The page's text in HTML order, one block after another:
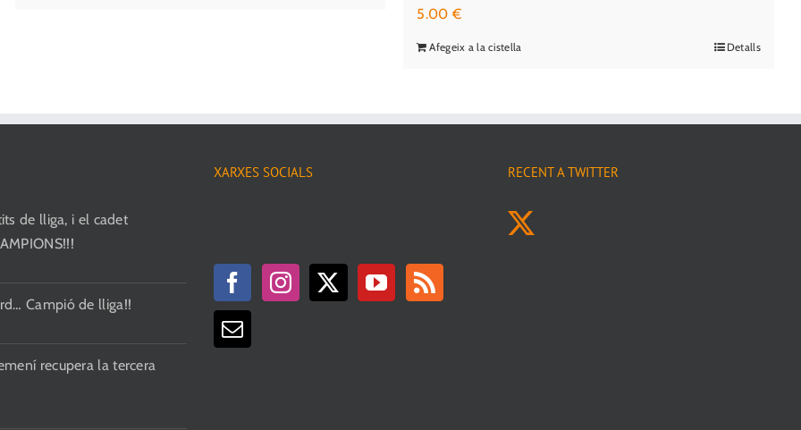
5.00€
Afegeix a la cistella Detalls
de lliga, i el cadet
Campió de lliga!!
recupera la tercera
XARXES SOCIALS RECENT A TWITTER